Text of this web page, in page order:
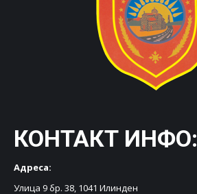
КОНТАКТ ИНФО:
Адреса:
Улица 9 бр. 38, 1041 Илинден